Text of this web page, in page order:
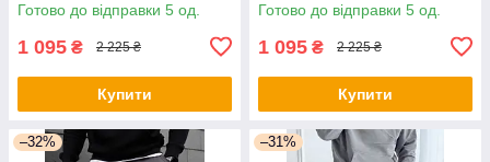
Готово до відправки 5 од.
1 095 ₴ 2 225 ₴
Купити
Готово до відправки 5 од.
1 095 ₴ 2 225 ₴
Купити
–32% –31%